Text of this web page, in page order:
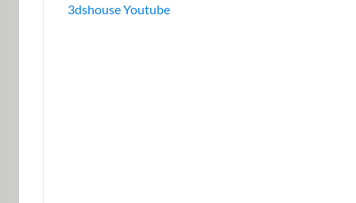
3dshouse Youtube